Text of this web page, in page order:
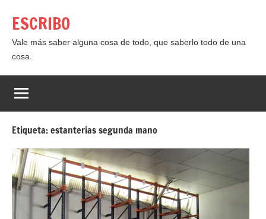
contenido
ESCRIBO
Vale más saber alguna cosa de todo, que saberlo todo de una
cosa.
Etiqueta:estanterias segunda mano